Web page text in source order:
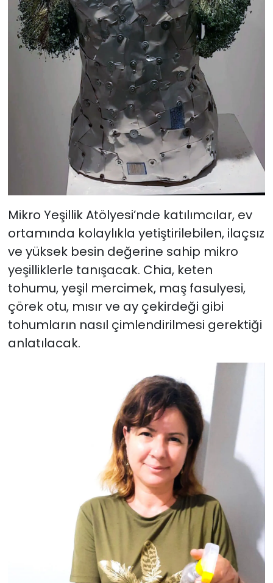
Mikro Yeşillik Atölyesi’nde katılımcılar, ev
ortamında kolaylıkla yetiştirilebilen, ilaçsız
ve yüksek besin değerine sahip mikro
yeşilliklerle tanışacak. Chia, keten
tohumu, yeşil mercimek, maş fasulyesi,
çörek otu, mısır ve ay çekirdeği gibi
tohumların nasıl çimlendirilmesi gerektiği
anlatılacak.